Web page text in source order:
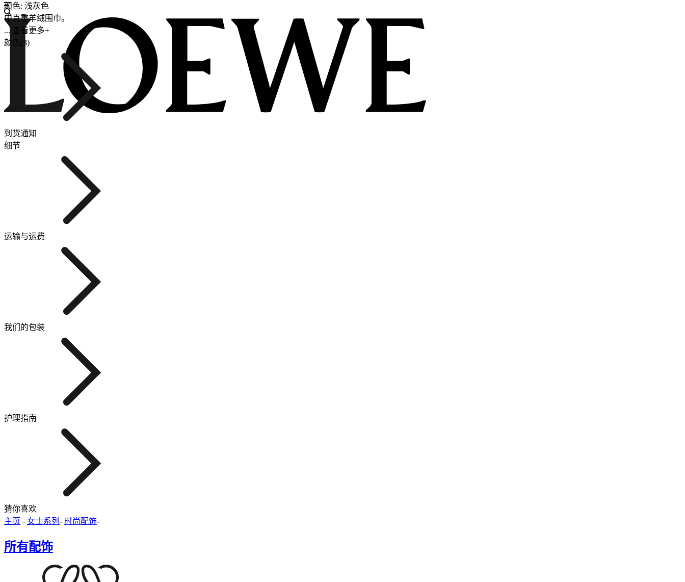
颜色: 浅灰色
中克重羊绒围巾。
... 查看更多+
颜色(3)
到货通知
细节
运输与运费
我们的包装
护理指南
猜你喜欢
主页 - 女士系列 - 时尚配饰-
所有配饰